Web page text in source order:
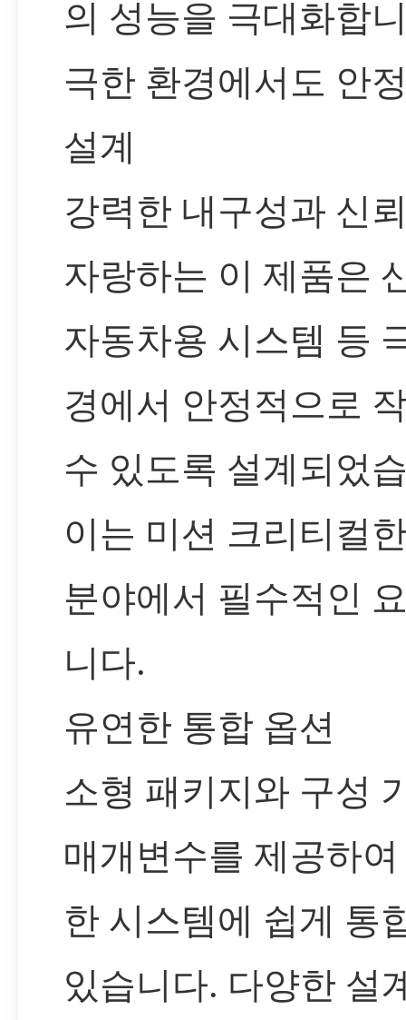
의 성능을 극대화합
극한 환경에서도 안
설계
강력한 내구성과 신
자랑하는 이 제품은
자동차용 시스템 등
경에서 안정적으로
수 있도록 설계되었
이는 미션 크리티컬
분야에서 필수적인
니다.
유연한 통합 옵션
소형 패키지와 구성
매개변수를 제공하
한 시스템에 쉽게 통
있습니다. 다양한 설